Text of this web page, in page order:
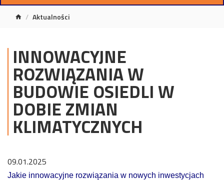
Aktualności
INNOWACYJNE
ROZWIĄZANIA W
BUDOWIE OSIEDLI W
DOBIE ZMIAN
KLIMATYCZNYCH
09.01.2025
Jakie innowacyjne rozwiązania w nowych inwestycjach